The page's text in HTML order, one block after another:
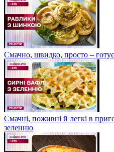
Смачно, швидко, просто –
Смачні, поживні й легкі в
зеленню